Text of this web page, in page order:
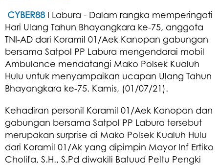
CYBER88 I Labura - Dalam rangka memperingati
Hari Ulang Tahun Bhayangkara ke-75, anggota
TNI-AD dari Koramil 01/Aek Kanopan gabungan
bersama Satpol PP Labura mengendarai mobil
Ambulance mendatangi Mako Polsek Kualuh
Hulu untuk menyampaikan ucapan Ulang Tahun
Bhayangkara ke-75. Kamis, (01/07/21).
Kehadiran personil Koramil 01/Aek Kanopan dan
gabungan bersama Satpol PP Labura tersebut
merupakan surprise di Mako Polsek Kualuh Hulu
dari Koramil 01/Ak yang dipimpin Mayor Inf Ertiko
Cholifa, S.H., S.Pd diwakili Batuud Peltu Pengki